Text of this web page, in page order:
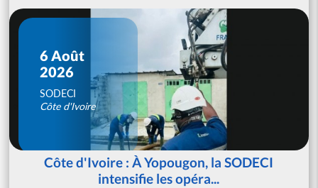
6 Août
2026
SODECI
Côte d'Ivoire
Côte d'Ivoire : À Yopougon, la SODECI
intensifie les opéra...